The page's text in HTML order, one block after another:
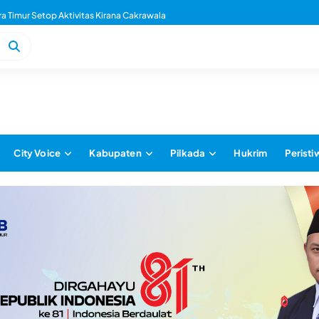
Timur dan Antam Teken Kerjasama
City Voice Kabupaten Pilkada Hukrim